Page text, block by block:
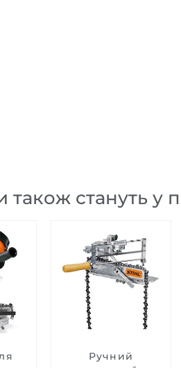
також стануть у
Ручний